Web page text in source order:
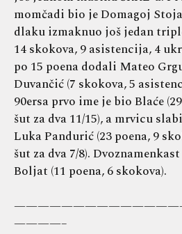
momčadi bio je Domagoj
dlaku izmaknuo još jedan
14 skokova, 9 asistencija, 4
po 15 poena dodali Mateo
Duvančić (7 skokova, 5
90ersa prvo ime je bio Blaće
šut za dva 11/15), a mrvicu
Luka Pandurić (23 poena, 9
šut za dva 7/8).
Boljat (11 poena, 6 skokova).
————–